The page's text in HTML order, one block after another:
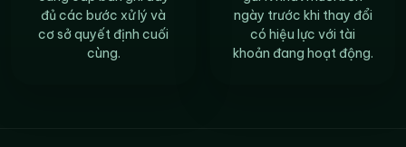
đủ các bước xử lý và
cơ sở quyết định cuối
cùng.
ngày trước khi thay đổi
có hiệu lực với tài
khoản đang hoạt động.